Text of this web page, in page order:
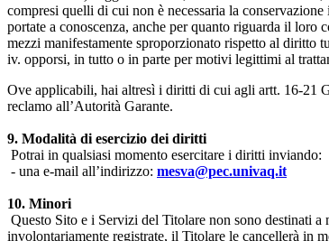
compresi quelli di cui non è necessaria la
portate a conoscenza, anche per quanto riguarda il
mezzi manifestamente sproporzionato rispetto al diritto
iv. opporsi, in tutto o in parte per motivi legittimi al
Ove applicabili, hai altresì i diritti di cui agli artt. 16-21
reclamo all’Autorità Garante.
9. Modalità di esercizio dei diritti
Potrai in qualsiasi momento esercitare i diritti inviando:
- una e-mail all’indirizzo: mesva@pec.univaq.it
10. Minori
Questo Sito e i Servizi del Titolare non sono destinati
involontariamente registrate, il Titolare le cancellerà in